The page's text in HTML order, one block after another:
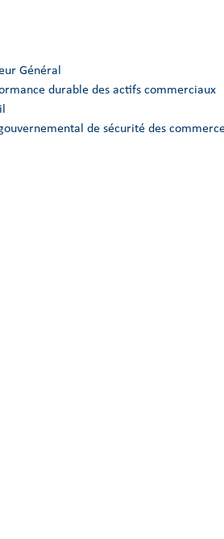
Général
durable des actifs commerciaux
de sécurité des